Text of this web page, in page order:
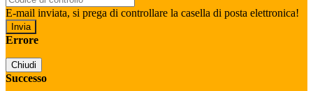
E-mail inviata, si prega di controllare la casella di posta elettronica!
Errore
Chiudi
Successo